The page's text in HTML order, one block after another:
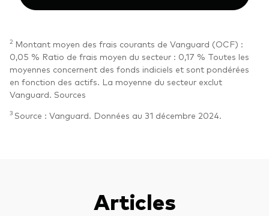
2 Montant moyen des frais courants de Vanguard (OCF) :
0,05 % Ratio de frais moyen du secteur : 0,17 % Toutes les
moyennes concernent des fonds indiciels et sont pondérées
en fonction des actifs. La moyenne du secteur exclut
Vanguard. Sources
3 Source : Vanguard. Données au 31 décembre 2024.
Articles